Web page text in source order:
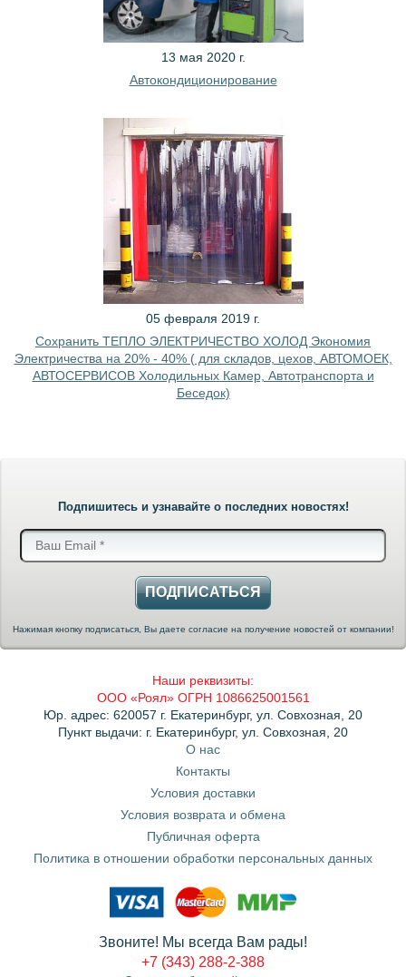
13 мая 2020 г.
Автокондиционирование
05 февраля 2019 г.
Сохранить ТЕПЛО ЭЛЕКТРИЧЕСТВО ХОЛОД Экономия
Электричества на 20% - 40% ( для складов, цехов, АВТОМОЕК,
АВТОСЕРВИСОВ Холодильных Камер, Автотранспорта и
Беседок)
Подпишитесь и узнавайте о последних новостях!
ПОДПИСАТЬСЯ
Нажимая кнопку подписаться, Вы даете согласие на получение новостей от компании!
Наши реквизиты:
ООО «Роял» ОГРН 1086625001561
Юр. адрес: 620057 г. Екатеринбург, ул. Совхозная, 20
Пункт выдачи: г. Екатеринбург, ул. Совхозная, 20
О нас
Контакты
Условия доставки
Условия возврата и обмена
Публичная оферта
Политика в отношении обработки персональных данных
Звоните! Мы всегда Вам рады!
+7 (343) 288-2-388